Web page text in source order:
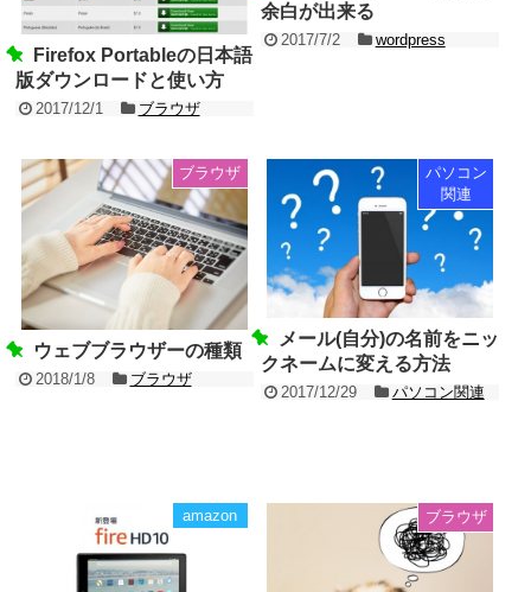
Firefox Portableの日本語
版ダウンロードと使い方
2017/12/1 ブラウザ
余白が出来る
2017/7/2 wordpress
ブラウザ
ウェブブラウザーの種類
2018/1/8 ブラウザ
パソコン
関連
メール(自分)の名前をニッ
クネームに変える方法
2017/12/29 パソコン関連
amazon ブラウザ